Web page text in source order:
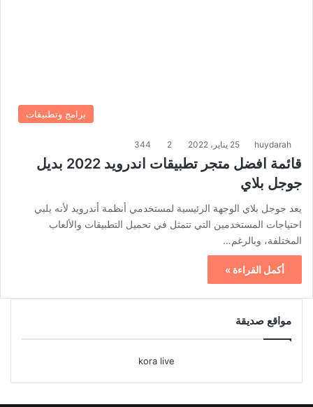
برامج وتطبيقات
huydarah 25 يناير، 2022 2
344
قائمة افضل متجر تطبيقات اندرويد 2022 بديل
جوجل بلاي
يعد جوجل بلاي الوجهة الرئيسية لمستخدمي أنظمة أندرويد لأنه يلبي
احتياجات المستخدمين التي تتمثل في تحميل التطبيقات والألعاب
المختلفة، وبالرغم…
أكمل القراءة »
مواقع صديقة
kora live